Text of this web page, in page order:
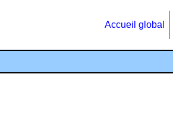
Accueil global